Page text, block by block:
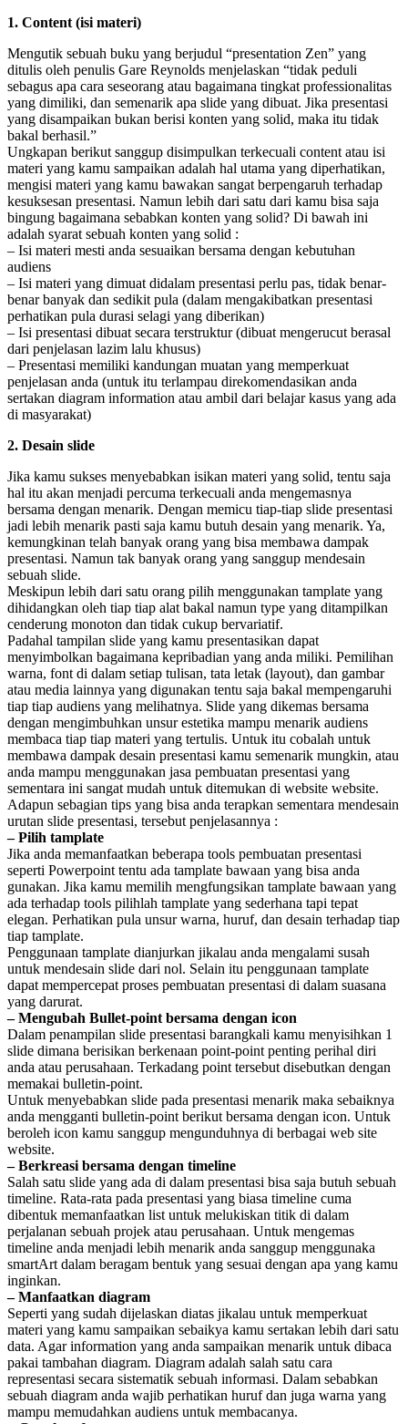
1. Content (isi materi)
Mengutik sebuah buku yang berjudul “presentation Zen” yang
ditulis oleh penulis Gare Reynolds menjelaskan “tidak peduli
sebagus apa cara seseorang atau bagaimana tingkat professionalitas
yang dimiliki, dan semenarik apa slide yang dibuat. Jika presentasi
yang disampaikan bukan berisi konten yang solid, maka itu tidak
bakal berhasil.”
Ungkapan berikut sanggup disimpulkan terkecuali content atau isi
materi yang kamu sampaikan adalah hal utama yang diperhatikan,
mengisi materi yang kamu bawakan sangat berpengaruh terhadap
kesuksesan presentasi. Namun lebih dari satu dari kamu bisa saja
bingung bagaimana sebabkan konten yang solid? Di bawah ini
adalah syarat sebuah konten yang solid :
– Isi materi mesti anda sesuaikan bersama dengan kebutuhan
audiens
– Isi materi yang dimuat didalam presentasi perlu pas, tidak benar-
benar banyak dan sedikit pula (dalam mengakibatkan presentasi
perhatikan pula durasi selagi yang diberikan)
– Isi presentasi dibuat secara terstruktur (dibuat mengerucut berasal
dari penjelasan lazim lalu khusus)
– Presentasi memiliki kandungan muatan yang memperkuat
penjelasan anda (untuk itu terlampau direkomendasikan anda
sertakan diagram information atau ambil dari belajar kasus yang ada
di masyarakat)
2. Desain slide
Jika kamu sukses menyebabkan isikan materi yang solid, tentu saja
hal itu akan menjadi percuma terkecuali anda mengemasnya
bersama dengan menarik. Dengan memicu tiap-tiap slide presentasi
jadi lebih menarik pasti saja kamu butuh desain yang menarik. Ya,
kemungkinan telah banyak orang yang bisa membawa dampak
presentasi. Namun tak banyak orang yang sanggup mendesain
sebuah slide.
Meskipun lebih dari satu orang pilih menggunakan tamplate yang
dihidangkan oleh tiap tiap alat bakal namun type yang ditampilkan
cenderung monoton dan tidak cukup bervariatif.
Padahal tampilan slide yang kamu presentasikan dapat
menyimbolkan bagaimana kepribadian yang anda miliki. Pemilihan
warna, font di dalam setiap tulisan, tata letak (layout), dan gambar
atau media lainnya yang digunakan tentu saja bakal mempengaruhi
tiap tiap audiens yang melihatnya. Slide yang dikemas bersama
dengan mengimbuhkan unsur estetika mampu menarik audiens
membaca tiap tiap materi yang tertulis. Untuk itu cobalah untuk
membawa dampak desain presentasi kamu semenarik mungkin, atau
anda mampu menggunakan jasa pembuatan presentasi yang
sementara ini sangat mudah untuk ditemukan di website website.
Adapun sebagian tips yang bisa anda terapkan sementara mendesain
urutan slide presentasi, tersebut penjelasannya :
– Pilih tamplate
Jika anda memanfaatkan beberapa tools pembuatan presentasi
seperti Powerpoint tentu ada tamplate bawaan yang bisa anda
gunakan. Jika kamu memilih mengfungsikan tamplate bawaan yang
ada terhadap tools pilihlah tamplate yang sederhana tapi tepat
elegan. Perhatikan pula unsur warna, huruf, dan desain terhadap tiap
tiap tamplate.
Penggunaan tamplate dianjurkan jikalau anda mengalami susah
untuk mendesain slide dari nol. Selain itu penggunaan tamplate
dapat mempercepat proses pembuatan presentasi di dalam suasana
yang darurat.
– Mengubah Bullet-point bersama dengan icon
Dalam penampilan slide presentasi barangkali kamu menyisihkan 1
slide dimana berisikan berkenaan point-point penting perihal diri
anda atau perusahaan. Terkadang point tersebut disebutkan dengan
memakai bulletin-point.
Untuk menyebabkan slide pada presentasi menarik maka sebaiknya
anda mengganti bulletin-point berikut bersama dengan icon. Untuk
beroleh icon kamu sanggup mengunduhnya di berbagai web site
website.
– Berkreasi bersama dengan timeline
Salah satu slide yang ada di dalam presentasi bisa saja butuh sebuah
timeline. Rata-rata pada presentasi yang biasa timeline cuma
dibentuk memanfaatkan list untuk melukiskan titik di dalam
perjalanan sebuah projek atau perusahaan. Untuk mengemas
timeline anda menjadi lebih menarik anda sanggup menggunaka
smartArt dalam beragam bentuk yang sesuai dengan apa yang kamu
inginkan.
– Manfaatkan diagram
Seperti yang sudah dijelaskan diatas jikalau untuk memperkuat
materi yang kamu sampaikan sebaikya kamu sertakan lebih dari satu
data. Agar information yang anda sampaikan menarik untuk dibaca
pakai tambahan diagram. Diagram adalah salah satu cara
representasi secara sistematik sebuah informasi. Dalam sebabkan
sebuah diagram anda wajib perhatikan huruf dan juga warna yang
mampu memudahkan audiens untuk membacanya.